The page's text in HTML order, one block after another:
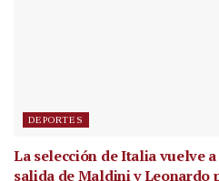
DEPORTES
La selección de Italia vuelve
salida de Maldini y Leonardo